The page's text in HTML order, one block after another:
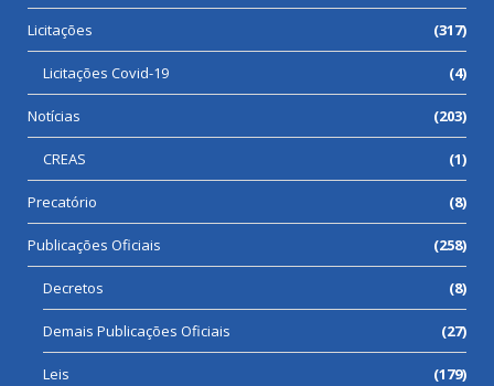
Licitações (317)
Licitações Covid-19 (4)
Notícias (203)
CREAS (1)
Precatório (8)
Publicações Oficiais (258)
Decretos (8)
Demais Publicações Oficiais (27)
Leis (179)